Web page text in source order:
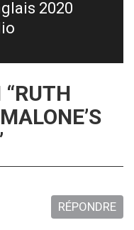
2020
RUTH
RÉPONDRE